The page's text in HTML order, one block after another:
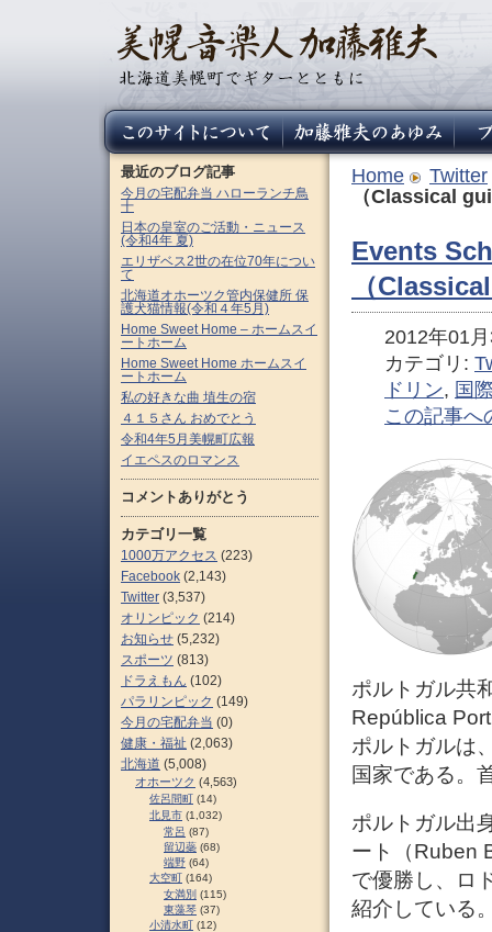
Home
Twitter
（Classical
Events
（
2012年01
カテゴリ:
ドリン, 国
この記事へ
ポルトガル共
República
ポルトガルは
国家である。
ポルトガル出
ート（Ruben
で優勝し、ロ
紹介している
最近のブログ記事
今月の宅配弁当 ハローランチ鳥
十
日本の皇室のご活動・ニュース
(令和4年 夏)
エリザベス2世の在位70年につい
て
北海道オホーツク管内保健所 保
護犬猫情報(令和４年5月)
Home Sweet Home – ホームスイ
ートホーム
Home Sweet Home ホームスイ
ートホーム
私の好きな曲 埴生の宿
４１５さん おめでとう
令和4年5月美幌町広報
イエペスのロマンス
コメントありがとう
カテゴリ一覧
1000万アクセス (223)
Facebook (2,143)
Twitter (3,537)
オリンピック (214)
お知らせ (5,232)
スポーツ (813)
ドラえもん (102)
パラリンピック (149)
今月の宅配弁当 (0)
健康・福祉 (2,063)
北海道 (5,008)
オホーツク (4,563)
佐呂間町 (14)
北見市 (1,032)
常呂 (87)
留辺蘂 (68)
端野 (64)
大空町 (164)
女満別 (115)
東藻琴 (37)
小清水町 (12)